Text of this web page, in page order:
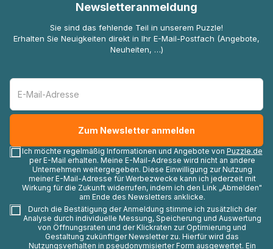
Newsletteranmeldung
Sie sind das fehlende Teil in unserem Puzzle!
Erhalten Sie Neuigkeiten direkt in Ihr E-Mail-Postfach (Angebote,
Neuheiten, …)
Ich möchte regelmäßig Informationen und Angebote von Puzzle.de
per E-Mail erhalten. Meine E-Mail-Adresse wird nicht an andere
Unternehmen weitergegeben. Diese Einwilligung zur Nutzung
meiner E-Mail-Adresse für Werbezwecke kann ich jederzeit mit
Wirkung für die Zukunft widerrufen, indem ich den Link „Abmelden"
am Ende des Newsletters anklicke.
Durch die Bestätigung der Anmeldung stimme ich zusätzlich der
Analyse durch individuelle Messung, Speicherung und Auswertung
von Öffnungsraten und der Klickraten zur Optimierung und
Gestaltung zukünftiger Newsletter zu. Hierfür wird das
Nutzungsverhalten in pseudonymisierter Form ausgewertet. Ein